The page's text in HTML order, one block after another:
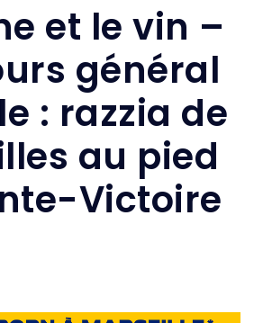
et le vin –
général
: razzia de
au pied
Victoire